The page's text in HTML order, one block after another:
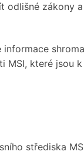
zákony
MSI, které jsou
střediska